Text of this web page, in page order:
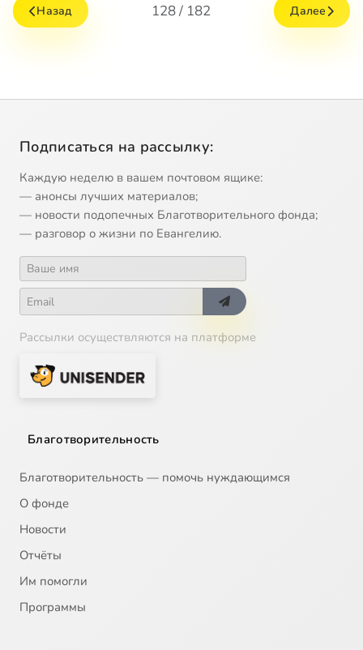
Назад 128 / 182 Далее
Подписаться на рассылку:
Каждую неделю в вашем почтовом ящике:
— анонсы лучших материалов;
— новости подопечных Благотворительного фонда;
— разговор о жизни по Евангелию.
Рассылки осуществляются на платформе
Благотворительность
Благотворительность — помочь нуждающимся
О фонде
Новости
Отчёты
Им помогли
Программы